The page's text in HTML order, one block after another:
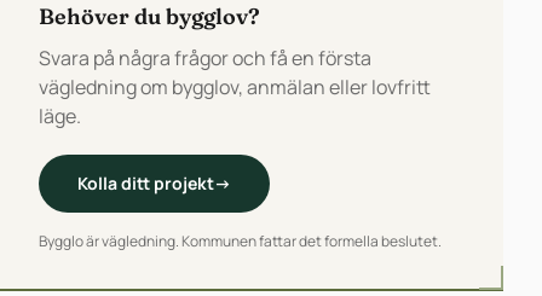
Behöver du bygglov?
Svara på några frågor och få en första
vägledning om bygglov, anmälan eller lovfritt
läge.
Kolla ditt projekt→
Bygglo är vägledning. Kommunen fattar det formella beslutet.